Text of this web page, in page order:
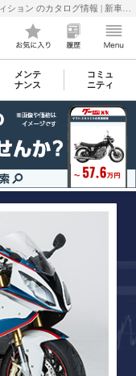
メンテ
ナンス
コミュ
ニティ